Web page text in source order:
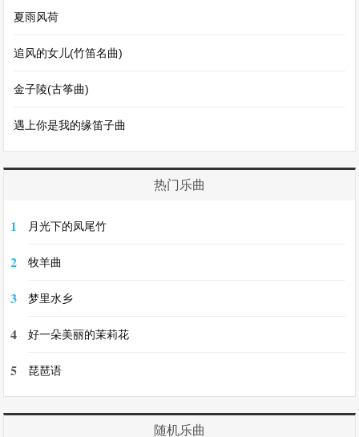
夏雨风荷
追风的女儿(竹笛名曲)
金子陵(古筝曲)
遇上你是我的缘笛子曲
热门乐曲
1 月光下的凤尾竹
2 牧羊曲
3 梦里水乡
4 好一朵美丽的茉莉花
5 琵琶语
随机乐曲